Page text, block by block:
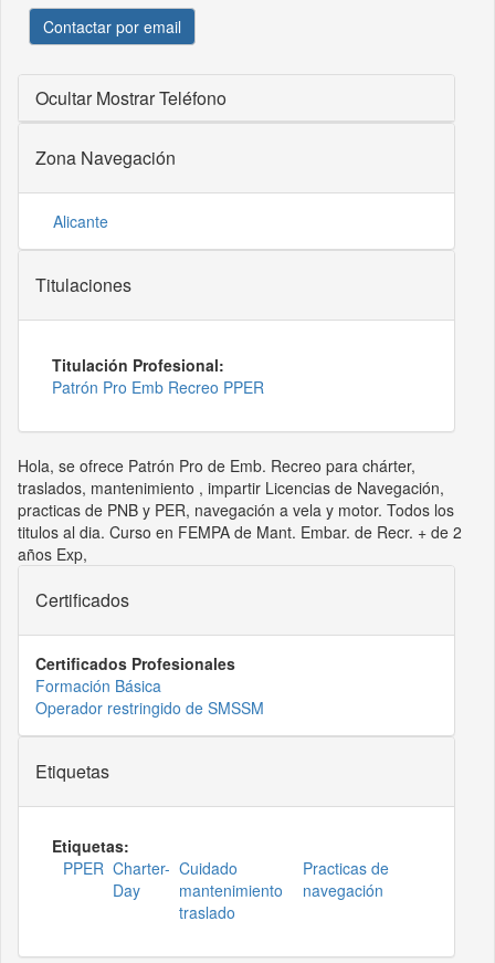
Contactar por email
Ocultar Mostrar Teléfono
Zona Navegación
Alicante
Titulaciones
Titulación Profesional:
Patrón Pro Emb Recreo PPER
Hola, se ofrece Patrón Pro de Emb. Recreo para chárter,
traslados, mantenimiento , impartir Licencias de Navegación,
practicas de PNB y PER, navegación a vela y motor. Todos los
titulos al dia. Curso en FEMPA de Mant. Embar. de Recr. + de 2
años Exp,
Certificados
Certificados Profesionales
Formación Básica
Operador restringido de SMSSM
Etiquetas
Etiquetas:
PPER Charter-
Day
Cuidado
mantenimiento
traslado
Practicas de
navegación